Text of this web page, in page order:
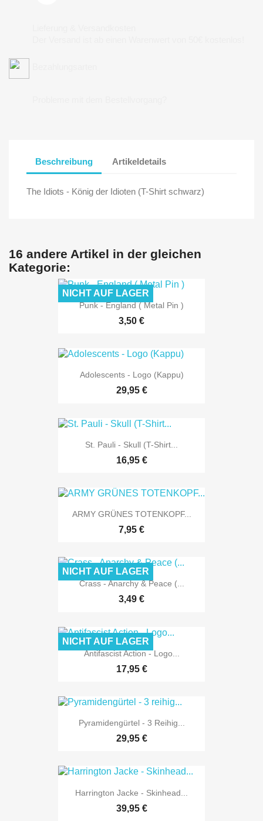
Beschreibung Artikeldetails
The Idiots - König der Idioten (T-Shirt schwarz)
16 andere Artikel in der gleichen
Kategorie:
Punk - England ( Metal Pin )
3,50 €
NICHT AUF LAGER
Adolescents - Logo (Kappu)
29,95 €
St. Pauli - Skull (T-Shirt...
16,95 €
ARMY GRÜNES TOTENKOPF...
7,95 €
Crass - Anarchy & Peace (...
3,49 €
NICHT AUF LAGER
Antifascist Action - Logo...
17,95 €
NICHT AUF LAGER
Pyramidengürtel - 3 Reihig...
29,95 €
Harrington Jacke - Skinhead...
39,95 €